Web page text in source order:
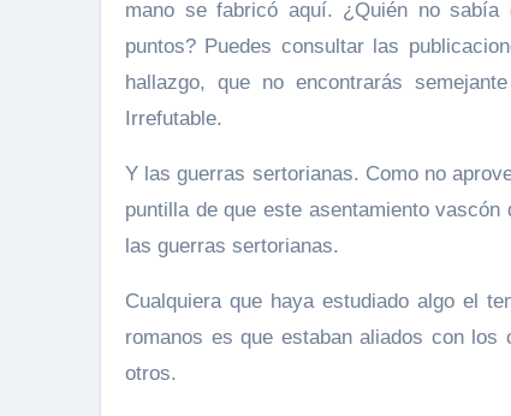
mano se fabricó aquí. ¿Quién no
puntos? Puedes consultar las
hallazgo, que no encontrarás
Irrefutable.
Y las guerras sertorianas. Como no
puntilla de que este asentamiento
las guerras sertorianas.
Cualquiera que haya estudiado algo el
romanos es que estaban aliados con
otros.